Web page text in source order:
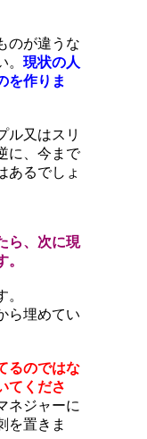
のが違うな
現状の人
を作りま
ル又はスリ
に、今まで
あるでしょ
ら、次に現
ら埋めてい
るのではな
てくださ
ネジャーに
を置きま